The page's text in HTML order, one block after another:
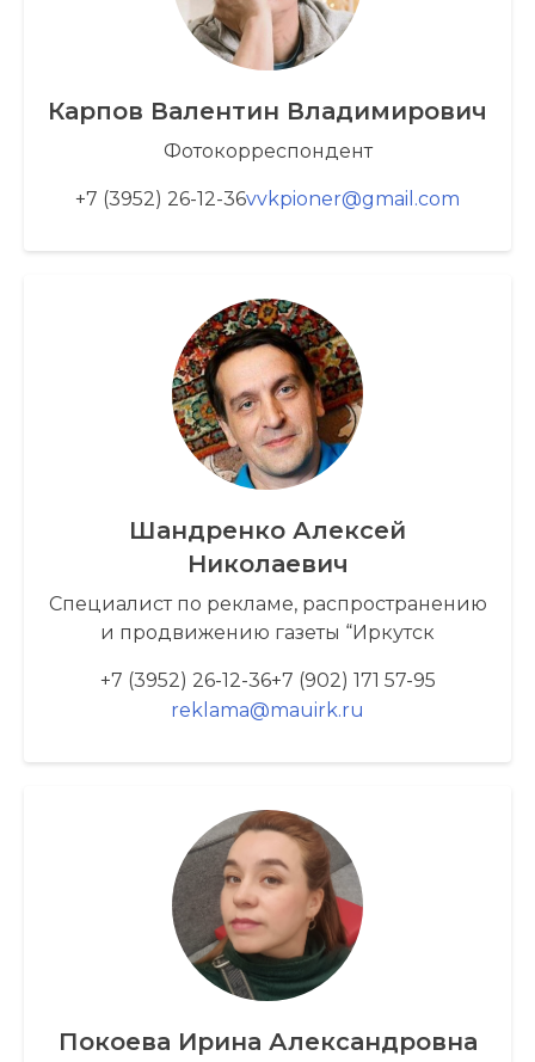
Карпов Валентин Владимирович
Фотокорреспондент
+7 (3952) 26-12-36vvkpioner@gmail.com
Шандренко Алексей
Николаевич
Специалист по рекламе, распространению
и продвижению газеты “Иркутск
+7 (3952) 26-12-36+7 (902) 171 57-95
reklama@mauirk.ru
Покоева Ирина Александровна